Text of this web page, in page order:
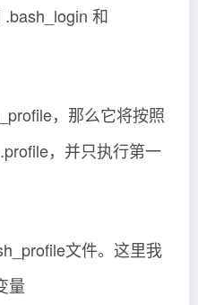
和
，那么它将按照
，并只执行第一
文件。这里我
量